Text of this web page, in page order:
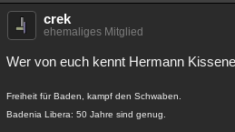
crek
ehemaliges Mitglied
Wer von euch kennt Hermann
Freiheit für Baden, kampf den Schwaben.
Badenia Libera: 50 Jahre sind genug.